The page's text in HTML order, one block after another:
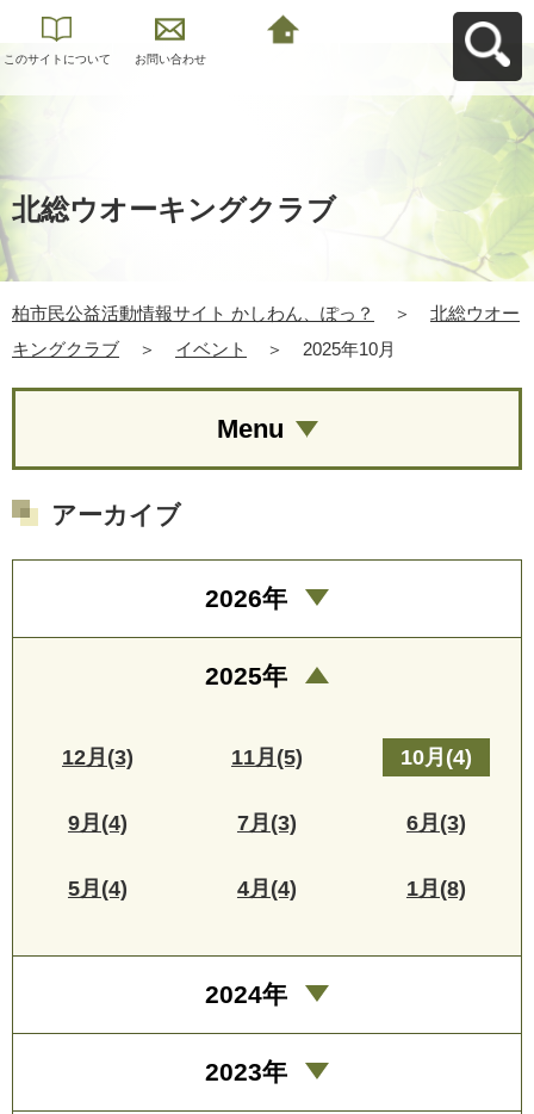
このサイトについて お問い合わせ
北総ウオーキングクラブ
柏市民公益活動情報サイト かしわん、ぽっ？ ＞
北総ウオー
キングクラブ
＞ イベント ＞ 2025年10月
Menu
アーカイブ
2026年
2025年
12月(3) 11月(5) 10月(4)
9月(4) 7月(3) 6月(3)
5月(4) 4月(4) 1月(8)
2024年
2023年